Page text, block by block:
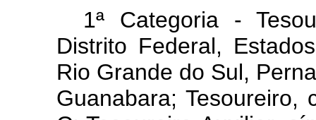
1ª Categoria -
Distrito Federal,
Rio Grande do Sul,
Guanabara; Tesoureiro,